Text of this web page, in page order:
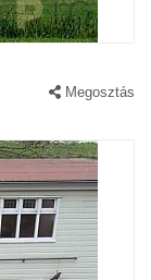
Megosztás